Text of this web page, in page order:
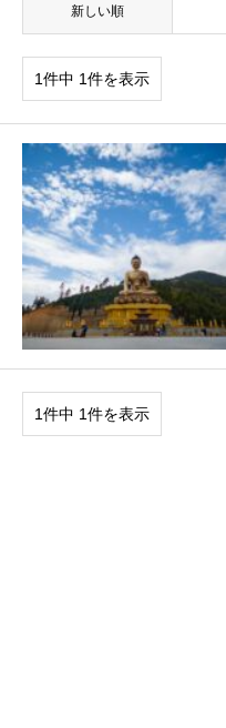
新しい順
1件中 1件を表示
1件中 1件を表示